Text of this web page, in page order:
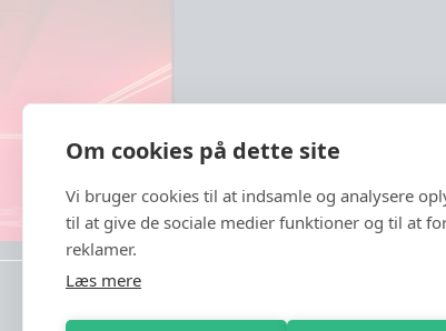
Om cookies på dette site
Vi bruger cookies til at indsamle og analysere
til at give de sociale medier funktioner og til at
reklamer.
Læs mere